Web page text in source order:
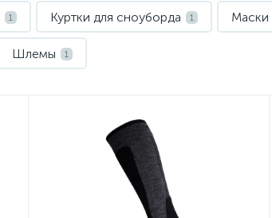
1 Куртки для сноуборда 1 Маски
Шлемы 1